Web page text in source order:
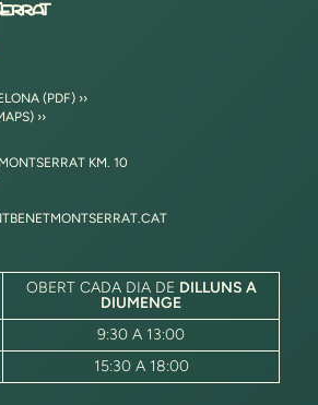
(PDF) ››
››
KM. 10
OBERT CADA DIA DE DILLUNS A
DIUMENGE
9:30 A 13:00
15:30 A 18:00